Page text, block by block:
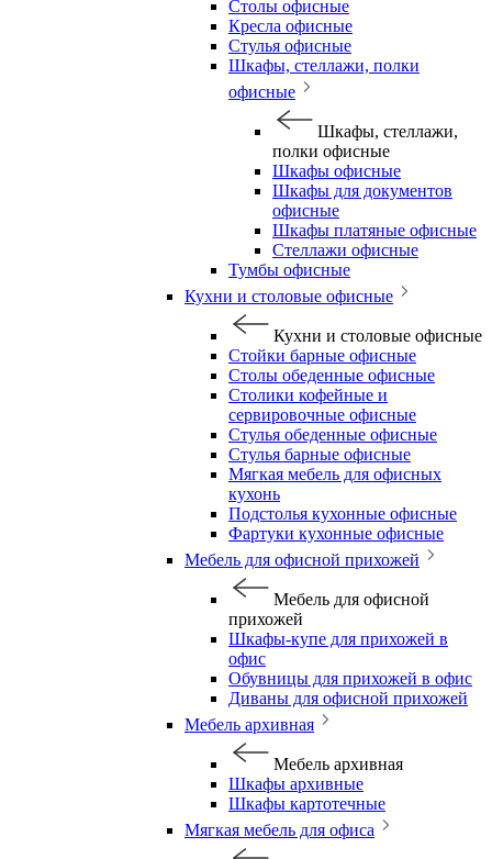
Столы офисные
Кресла офисные
Стулья офисные
Шкафы, стеллажи, полки
офисные
Шкафы, стеллажи,
полки офисные
Шкафы офисные
Шкафы для документов
офисные
Шкафы платяные офисные
Стеллажи офисные
Тумбы офисные
Кухни и столовые офисные
Кухни и столовые офисные
Стойки барные офисные
Столы обеденные офисные
Столики кофейные и
сервировочные офисные
Стулья обеденные офисные
Стулья барные офисные
Мягкая мебель для офисных
кухонь
Подстолья кухонные офисные
Фартуки кухонные офисные
Мебель для офисной прихожей
Мебель для офисной
прихожей
Шкафы-купе для прихожей в
офис
Обувницы для прихожей в офис
Диваны для офисной прихожей
Мебель архивная
Мебель архивная
Шкафы архивные
Шкафы картотечные
Мягкая мебель для офиса